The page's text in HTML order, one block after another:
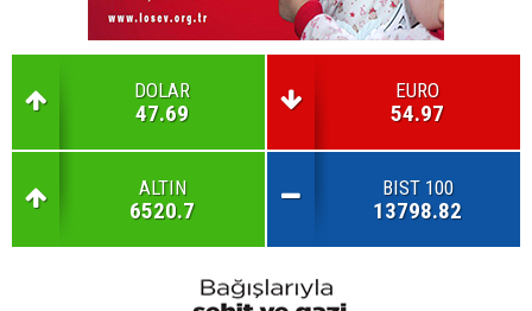
DOLAR
47.69
EURO
54.97
ALTIN
6520.7
BIST 100
13798.82